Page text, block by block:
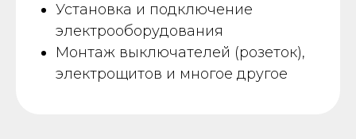
Установка и подключение
электрооборудования
Монтаж выключателей (розеток),
электрощитов и многое другое